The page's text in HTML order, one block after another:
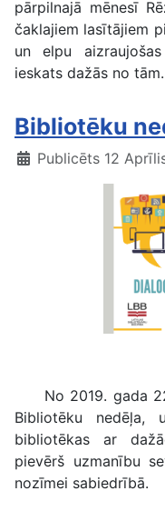
pārpilnajā mēnesī
čaklajiem lasītājiem
un elpu
ieskats dažās no tām.
Bibliotēku
Publicēts 12
No 2019. gada
Bibliotēku
bibliotēkas ar
pievērš uzmanību
nozīmei sabiedrībā.